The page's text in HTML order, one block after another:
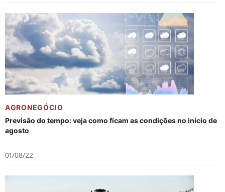
AGRONEGÓCIO
Previsão do tempo: veja como ficam as condições no início de
agosto
01/08/22